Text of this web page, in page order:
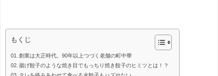
もくじ
創業は大正時代。90年以上つづく老舗の町中華
揚げ餃子のような焼き目でもっちり焼き餃子のヒミツとは！？